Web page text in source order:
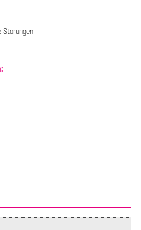
Störungen